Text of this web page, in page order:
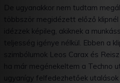
De ugyanakkor nem tudtam
többször megidézett előző klipnél
idézzek képileg, akiknek a
teljesség igénye nélkül. Ebben a
szimbólumok Leos Carax és
ha már megénekeltem a Techno
ugyanígy felfedezhetőek